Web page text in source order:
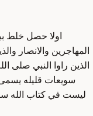
اولا حصل خلط
المهاجرين والانصار
الذين راوا النبي صلى
سويعات قليله
ليست في كتاب الله